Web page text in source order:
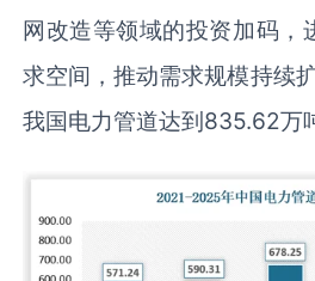
网改造等领域的投资加码，
求空间，推动需求规模持续
我国电力管道达到835.62万